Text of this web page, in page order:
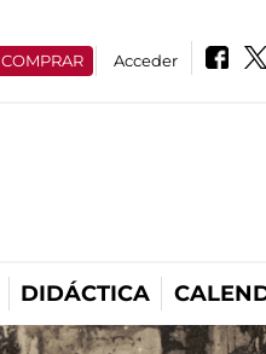
COMPRAR Acceder
DIDÁCTICA